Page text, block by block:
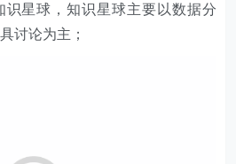
识星球，知识星球主要以数据分
讨论为主；